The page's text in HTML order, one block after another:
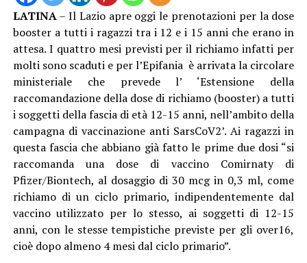
LATINA– Il Lazio apre oggi le prenotazioni per la dose
booster a tutti i ragazzi tra i 12 e i 15 anni che erano in
attesa. I quattro mesi previsti per il richiamo infatti per
molti sono scaduti e per l’Epifania è arrivata la circolare
ministeriale che prevede l’ ‘Estensione della
raccomandazione della dose di richiamo (booster) a tutti
i soggetti della fascia di età 12-15 anni, nell’ambito della
campagna di vaccinazione anti SarsCoV2’. Ai ragazzi in
questa fascia che abbiano già fatto le prime due dosi “si
raccomanda una dose di vaccino Comirnaty di
Pfizer/Biontech, al dosaggio di 30 mcg in 0,3 ml, come
richiamo di un ciclo primario, indipendentemente dal
vaccino utilizzato per lo stesso, ai soggetti di 12-15
anni, con le stesse tempistiche previste per gli over16,
cioè dopo almeno 4 mesi dal ciclo primario”.